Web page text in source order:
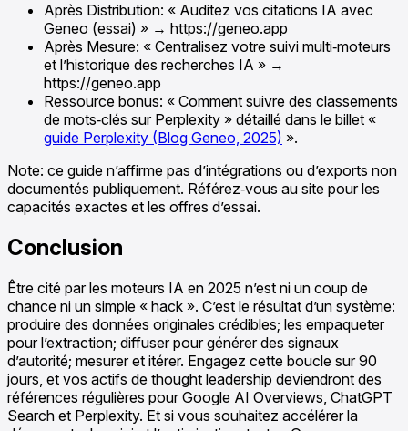
Après Distribution: « Auditez vos citations IA avec
Geneo (essai) » → https://geneo.app
Après Mesure: « Centralisez votre suivi multi‑moteurs
et l’historique des recherches IA » →
https://geneo.app
Ressource bonus: « Comment suivre des classements
de mots‑clés sur Perplexity » détaillé dans le billet «
guide Perplexity (Blog Geneo, 2025) ».
Note: ce guide n’affirme pas d’intégrations ou d’exports non
documentés publiquement. Référez‑vous au site pour les
capacités exactes et les offres d’essai.
Conclusion
Être cité par les moteurs IA en 2025 n’est ni un coup de
chance ni un simple « hack ». C’est le résultat d’un système:
produire des données originales crédibles; les empaqueter
pour l’extraction; diffuser pour générer des signaux
d’autorité; mesurer et itérer. Engagez cette boucle sur 90
jours, et vos actifs de thought leadership deviendront des
références régulières pour Google AI Overviews, ChatGPT
Search et Perplexity. Et si vous souhaitez accélérer la